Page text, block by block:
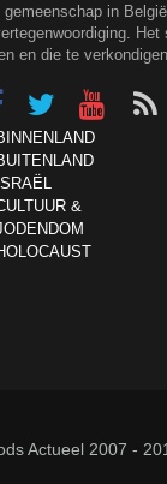
in
en die te verkondigen.
ISRAËL
&
Actueel 2007 -